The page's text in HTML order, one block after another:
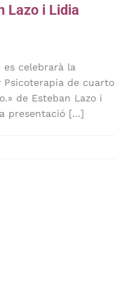
Lazo i Lidia
es celebrarà la
de cuarto
de Esteban Lazo i
presentació [...]